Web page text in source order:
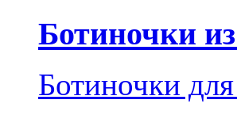
Ботиночки
Ботиночки